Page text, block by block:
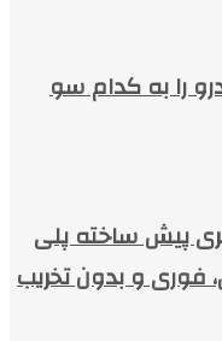
را به کدام سو
پیش ساخته پلی
فوری و بدون تخریب